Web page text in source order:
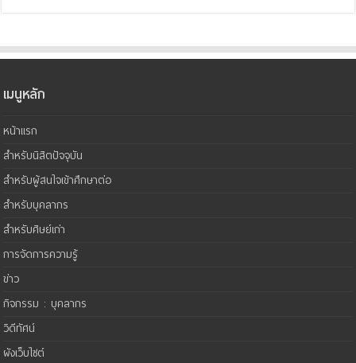
เมนูหลัก
หน้าแรก
สำหรับนิสิตปัจจุบัน
สำหรับผู้สนใจเข้าศึกษาต่อ
สำหรับบุคลากร
สำหรับศิษย์เก่า
การจัดการความรู้
ข่าว
กิจกรรม : บุคลากร
วิดีทัศน์
ผังเว็บไซต์